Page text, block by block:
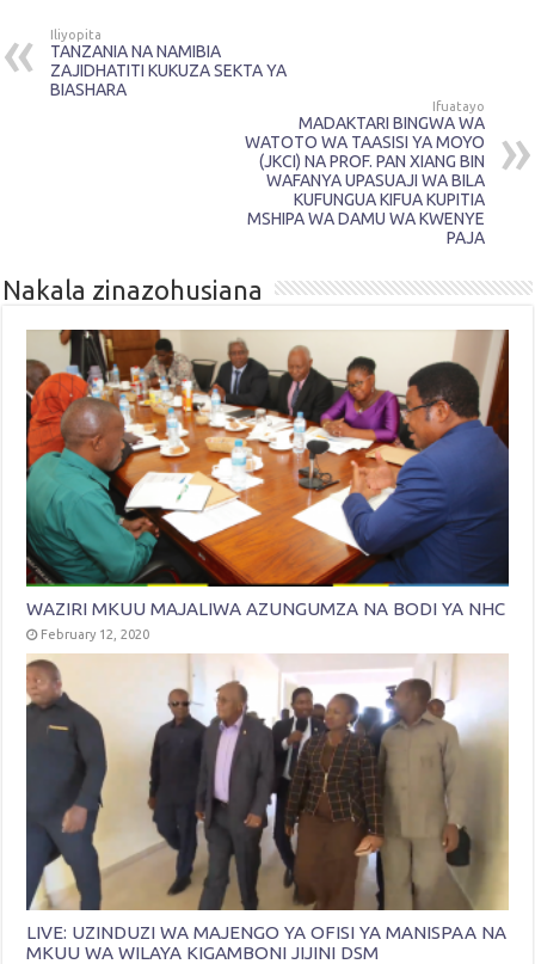
Iliyopita
TANZANIA NA NAMIBIA
ZAJIDHATITI KUKUZA SEKTA YA
BIASHARA
Ifuatayo
MADAKTARI BINGWA WA
WATOTO WA TAASISI YA MOYO
(JKCI) NA PROF. PAN XIANG BIN
WAFANYA UPASUAJI WA BILA
KUFUNGUA KIFUA KUPITIA
MSHIPA WA DAMU WA KWENYE
PAJA
Nakala zinazohusiana
WAZIRI MKUU MAJALIWA AZUNGUMZA NA BODI YA NHC
February 12, 2020
LIVE: UZINDUZI WA MAJENGO YA OFISI YA MANISPAA NA
MKUU WA WILAYA KIGAMBONI JIJINI DSM